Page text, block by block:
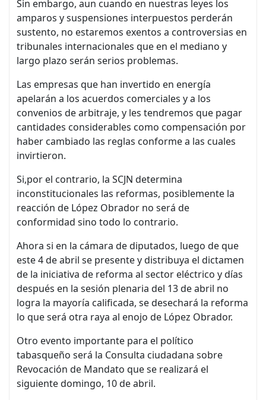
Sin embargo, aun cuando en nuestras leyes los
amparos y suspensiones interpuestos perderán
sustento, no estaremos exentos a controversias en
tribunales internacionales que en el mediano y
largo plazo serán serios problemas.
Las empresas que han invertido en energía
apelarán a los acuerdos comerciales y a los
convenios de arbitraje, y les tendremos que pagar
cantidades considerables como compensación por
haber cambiado las reglas conforme a las cuales
invirtieron.
Si,por el contrario, la SCJN determina
inconstitucionales las reformas, posiblemente la
reacción de López Obrador no será de
conformidad sino todo lo contrario.
Ahora si en la cámara de diputados, luego de que
este 4 de abril se presente y distribuya el dictamen
de la iniciativa de reforma al sector eléctrico y días
después en la sesión plenaria del 13 de abril no
logra la mayoría calificada, se desechará la reforma
lo que será otra raya al enojo de López Obrador.
Otro evento importante para el político
tabasqueño será la Consulta ciudadana sobre
Revocación de Mandato que se realizará el
siguiente domingo, 10 de abril.